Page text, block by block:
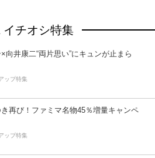
イチオシ特集
向井康二“両片思い”にキュンが止まら
ップ特集
再び！ファミマ名物45％増量キャンペ
ップ特集